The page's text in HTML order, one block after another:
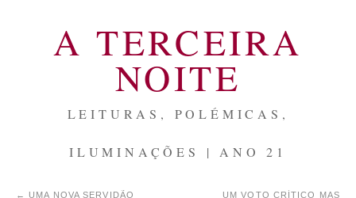
A TERCEIRA
NOITE
LEITURAS, POLÉMICAS,
ILUMINAÇÕES | ANO 21
← UMA NOVA SERVIDÃO
UM VOTO CRÍTICO MAS